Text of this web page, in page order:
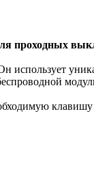
проходных
использует